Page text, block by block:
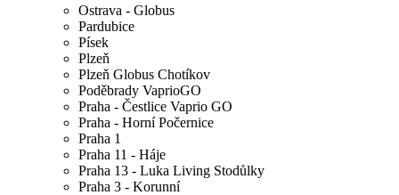
Ostrava - Globus
Pardubice
Písek
Plzeň
Plzeň Globus Chotíkov
Poděbrady VaprioGO
Praha - Čestlice Vaprio GO
Praha - Horní Počernice
Praha 1
Praha 11 - Háje
Praha 13 - Luka Living Stodůlky
Praha 3 - Korunní